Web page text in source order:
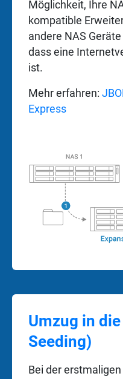
Möglichkeit, Ihre
kompatible
andere NAS
dass eine
ist.
Mehr erfahren:
Express
Umzug in
Seeding)
Bei der